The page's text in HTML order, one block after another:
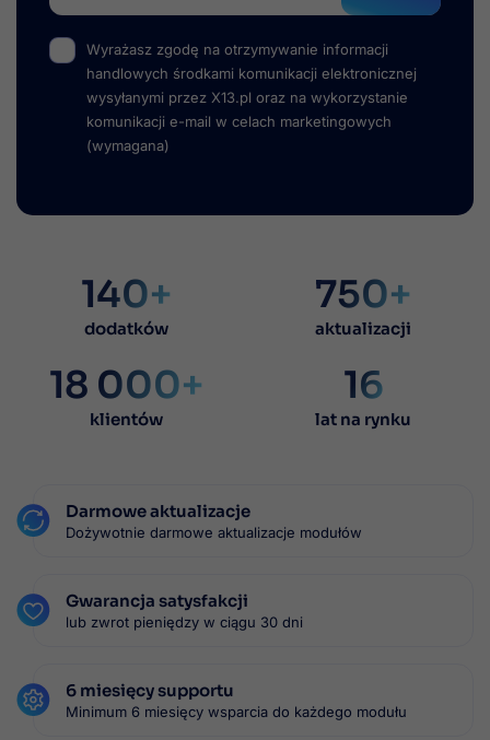
Wyrażasz zgodę na otrzymywanie informacji
handlowych środkami komunikacji elektronicznej
wysyłanymi przez X13.pl oraz na wykorzystanie
komunikacji e-mail w celach marketingowych
(wymagana)
140+
dodatków
750+
aktualizacji
18 000+
klientów
16
lat na rynku
Darmowe aktualizacje
Dożywotnie darmowe aktualizacje modułów
Gwarancja satysfakcji
lub zwrot pieniędzy w ciągu 30 dni
6 miesięcy supportu
Minimum 6 miesięcy wsparcia do każdego modułu